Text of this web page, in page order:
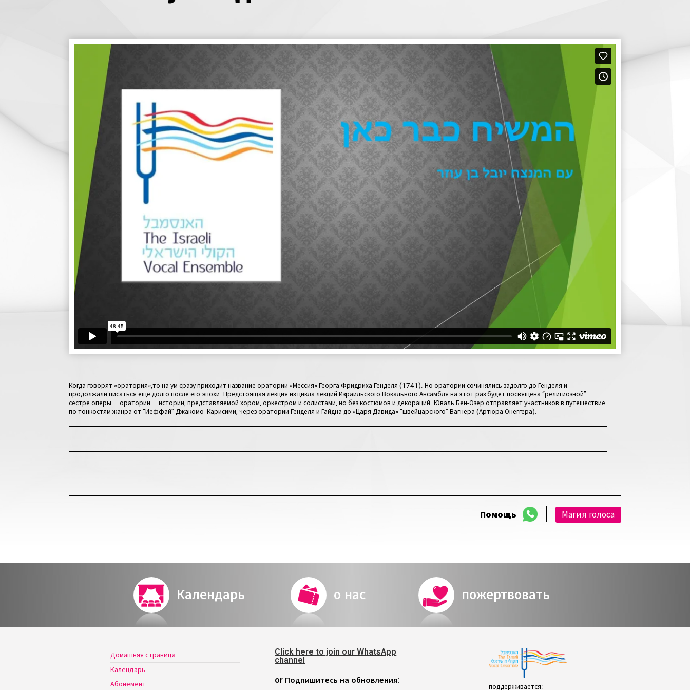
мой счетзаказ
Политика сайта
Когда говорят «оратория»,то на ум сразу приходит название оратории «Мессия» Георга Фридриха Генделя (1741). Но оратории сочинялись задолго до Генделя и
продолжали писаться еще долго после его эпохи. Предстоящая лекция из цикла лекций Израильского Вокального Ансамбля на этот раз будет посвящена “религиозной”
сестре оперы — оратории — истории, представляемой хором, оркестром и солистами, но без костюмов и декораций. Юваль Бен-Озер отправляет участников в путешествие
по тонкостям жанра от “Иеффай” Джакомо Карисими, через оратории Генделя и Гайдна до «Царя Давида» “швейцарского” Вагнера (Артюра Онеггера).
Помощь Магия голоса
Календарь о нас пожертвовать
Домашняя страница
Календарь
Абонемент
Click here to join our WhatsApp
channel
or Подпишитесь на обновления:
поддерживается: